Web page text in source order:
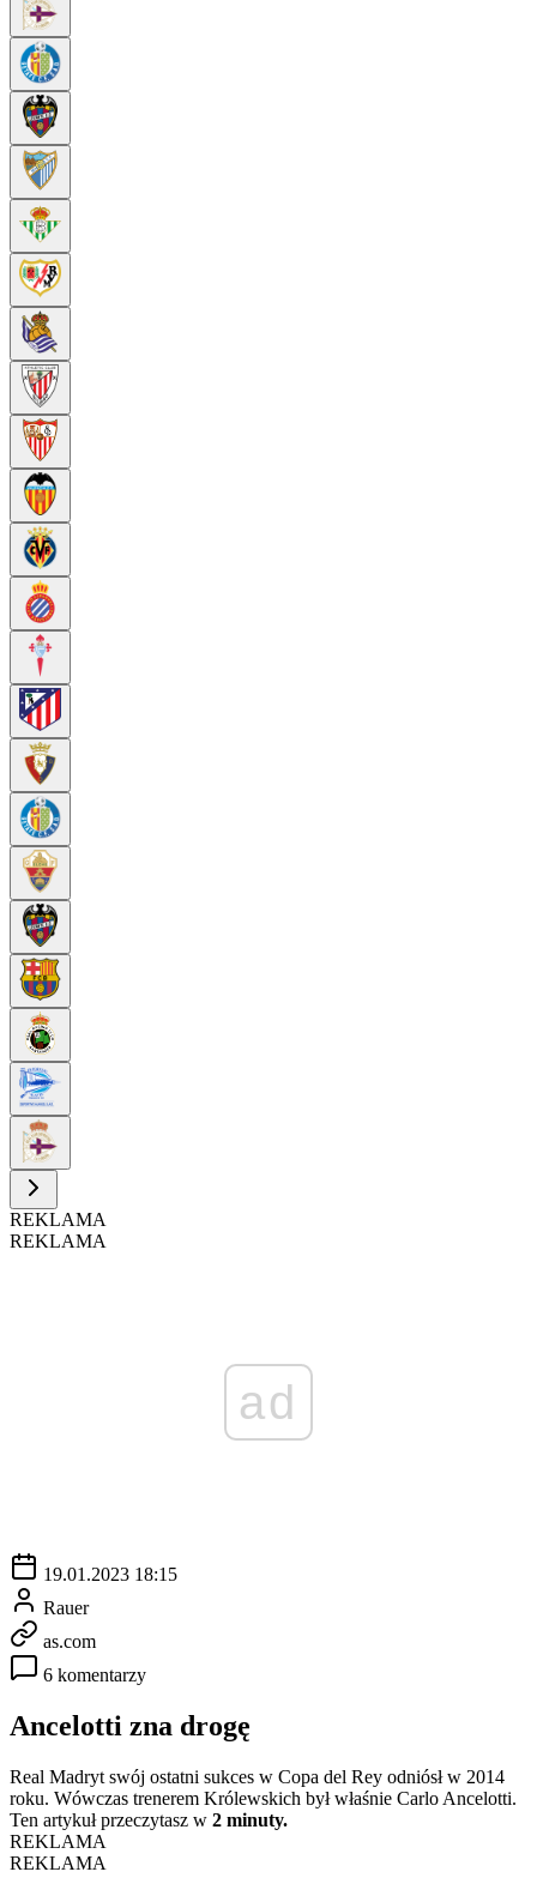
REKLAMA
REKLAMA
ad
19.01.2023 18:15
Rauer
as.com
6 komentarzy
Ancelotti zna drogę
Real Madryt swój ostatni sukces w Copa del Rey odniósł w 2014
roku. Wówczas trenerem Królewskich był właśnie Carlo Ancelotti.
Ten artykuł przeczytasz w 2 minuty.
REKLAMA
REKLAMA